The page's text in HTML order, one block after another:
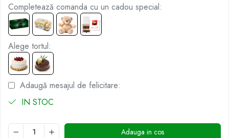
DE TRANDAFIRI ALBI
DE TRANDAFIRI GALBENI
DE TRANDAFIRI MOV
DE TRANDAFIRI MULTICOLORI
DE TRANDAFIRI PORTOCALII
DE TRANDAFIRI ROZ
DE TRANDAFIRI ROȘII
Completează comanda cu un cadou special:
Alege tortul:
Adaugă mesajul de felicitare:
IN STOC
Adauga in cos